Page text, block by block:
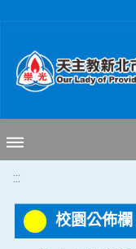
:::
校園公佈欄